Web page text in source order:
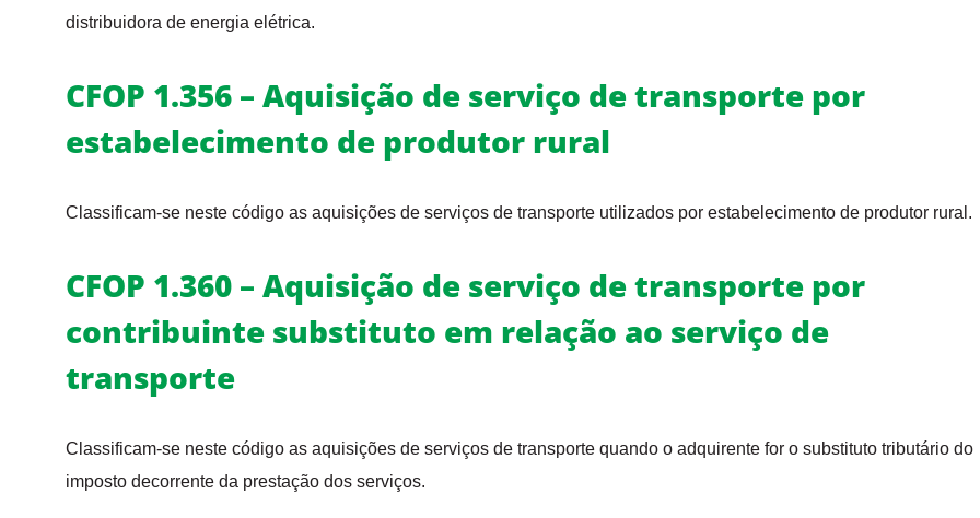
distribuidora de energia elétrica.
CFOP 1.356 – Aquisição de serviço de transporte por
estabelecimento de produtor rural
Classificam-se neste código as aquisições de serviços de transporte utilizados por estabelecimento de produtor rural.
CFOP 1.360 – Aquisição de serviço de transporte por
contribuinte substituto em relação ao serviço de
transporte
Classificam-se neste código as aquisições de serviços de transporte quando o adquirente for o substituto tributário do
imposto decorrente da prestação dos serviços.